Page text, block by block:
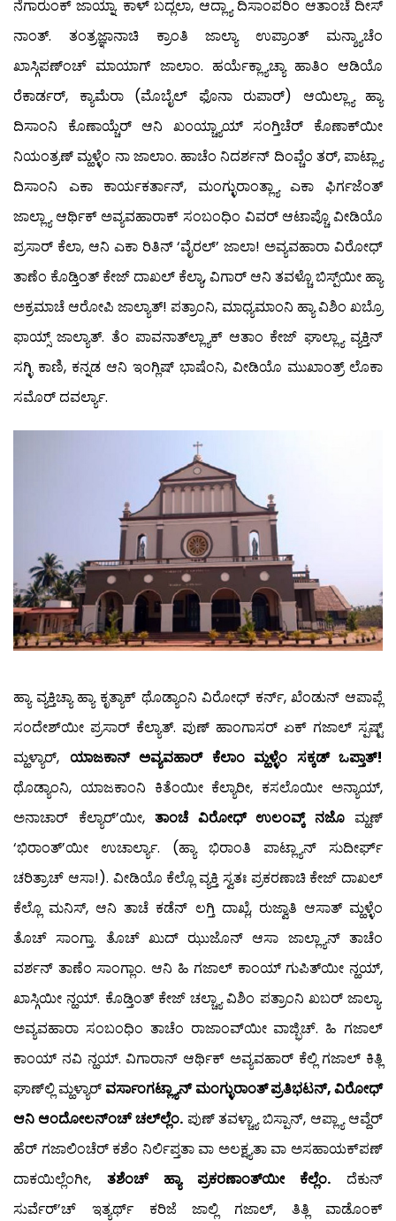
ನೆಗಾರುಂಕ್ ಜಾಯ್ನಾ. ಕಾಳ್ ಬದ್ಲಲಾ, ಆದ್ಲ್ಯಾ ದಿಸಾಂಪರಿಂ ಆತಾಂಚೆ ದೀಸ್
ನಾಂತ್. ತಂತ್ರಜ್ಞಾನಾಚಿ ಕ್ರಾಂತಿ ಜಾಲ್ಯಾ ಉಪ್ರಾಂತ್ ಮನ್ಶ್ಯಾಚೆಂ
ಖಾಸ್ಗಿಪಣ್‍ಂಚ್ ಮಾಯಾಗ್ ಜಾಲಾಂ. ಹರ್ಯೆಕ್ಲ್ಯಾಚ್ಯಾ ಹಾತಿಂ ಆಡಿಯೊ
ರೆಕಾರ್ಡರ್, ಕ್ಯಾಮೆರಾ (ಮೊಬೈಲ್ ಫೊನಾ ರುಪಾರ್) ಆಯಿಲ್ಲ್ಯಾ ಹ್ಯಾ
ದಿಸಾಂನಿ ಕೊಣಾಯ್ಚೆರ್ ಆನಿ ಖಂಯ್ಚ್ಯಾಯ್ ಸಂಗ್ತಿಚೆರ್ ಕೊಣಾಕ್‍ಯೀ
ನಿಯಂತ್ರಣ್ ಮ್ಹಳ್ಳೆಂ ನಾ ಜಾಲಾಂ. ಹಾಚೆಂ ನಿದರ್ಶನ್ ದಿಂವ್ಚೆಂ ತರ್, ಪಾಟ್ಲ್ಯಾ
ದಿಸಾಂನಿ ಎಕಾ ಕಾರ್ಯಕರ್ತಾನ್, ಮಂಗ್ಳುರಾಂತ್ಲ್ಯಾ ಎಕಾ ಫಿರ್ಗಜೆಂತ್
ಜಾಲ್ಲ್ಯಾ ಆರ್ಥಿಕ್ ಅವ್ಯವಹಾರಾಕ್ ಸಂಬಂಧಿಂ ವಿವರ್ ಆಟಾಪ್ಚೊ ವೀಡಿಯೊ
ಪ್ರಸಾರ್ ಕೆಲಾ, ಆನಿ ಎಕಾ ರಿತಿನ್ ‘ವೈರಲ್’ ಜಾಲಾ! ಅವ್ಯವಹಾರಾ ವಿರೋಧ್
ತಾಣೆಂ ಕೊಡ್ತಿಂತ್ ಕೇಜ್ ದಾಖಲ್ ಕೆಲ್ಯಾ, ವಿಗಾರ್ ಆನಿ ತವಳ್ಚೊ ಬಿಸ್ಪ್‌ಯೀ ಹ್ಯಾ
ಅಕ್ರಮಾಚೆ ಆರೋಪಿ ಜಾಲ್ಯಾತ್! ಪತ್ರಾಂನಿ, ಮಾಧ್ಯಮಾಂನಿ ಹ್ಯಾ ವಿಶಿಂ ಖಬ್ರೊ
ಫಾಯ್ಸ್ ಜಾಲ್ಯಾತ್. ತೆಂ ಪಾವನಾತ್‍ಲ್ಲ್ಯಾಕ್ ಆತಾಂ ಕೇಜ್ ಘಾಲ್ಲ್ಯಾ ವ್ಯಕ್ತಿನ್
ಸಗ್ಳಿ ಕಾಣಿ, ಕನ್ನಡ ಆನಿ ಇಂಗ್ಲಿಷ್ ಭಾಷೆಂನಿ, ವೀಡಿಯೊ ಮುಖಾಂತ್ರ್ ಲೊಕಾ
ಸಮೊರ್ ದವರ್ಲ್ಯಾ.
ಹ್ಯಾ ವ್ಯಕ್ತಿಚ್ಯಾ ಹ್ಯಾ ಕೃತ್ಯಾಕ್ ಥೊಡ್ಯಾಂನಿ ವಿರೋಧ್ ಕರ್ನ್, ಖೆಂಡುನ್ ಆಪಾಪ್ಲೆ
ಸಂದೇಶ್‍ಯೀ ಪ್ರಸಾರ್ ಕೆಲ್ಯಾತ್. ಪುಣ್ ಹಾಂಗಾಸರ್ ಏಕ್ ಗಜಾಲ್ ಸ್ಪಷ್ಟ್
ಮ್ಹಳ್ಯಾರ್, ಯಾಜಕಾನ್ ಅವ್ಯವಹಾರ್ ಕೆಲಾಂ ಮ್ಹಳ್ಳೆಂ ಸಕ್ಕಡ್ ಒಪ್ತಾತ್!
ಥೊಡ್ಯಾಂನಿ, ಯಾಜಕಾಂನಿ ಕಿತೆಂಯೀ ಕೆಲ್ಯಾರೀ, ಕಸಲೊಯೀ ಅನ್ಯಾಯ್,
ಅನಾಚಾರ್ ಕೆಲ್ಯಾರ್’ಯೀ, ತಾಂಚೆ ವಿರೋಧ್ ಉಲಂವ್ಕ್ ನಜೊಮ್ಹಣ್
‘ಭಿರಾಂತ್’ಯೀ ಉಚಾರ್ಲ್ಯಾ. (ಹ್ಯಾ ಭಿರಾಂತಿ ಪಾಟ್ಲ್ಯಾನ್ ಸುದೀರ್ಘ್
ಚರಿತ್ರಾಚ್ ಆಸಾ!). ವೀಡಿಯೊ ಕೆಲ್ಲೊ ವ್ಯಕ್ತಿ ಸ್ವತಃ ಪ್ರಕರಣಾಚಿ ಕೇಜ್ ದಾಖಲ್
ಕೆಲ್ಲೊ ಮನಿಸ್, ಆನಿ ತಾಚೆ ಕಡೆನ್ ಲಗ್ತಿ ದಾಖ್ಲೆ, ರುಜ್ವಾತಿ ಆಸಾತ್ ಮ್ಹಳ್ಳೆಂ
ತೊಚ್ ಸಾಂಗ್ತಾ. ತೊಚ್ ಖುದ್ ಝುಜೊನ್ ಆಸಾ ಜಾಲ್ಲ್ಯಾನ್ ತಾಚೆಂ
ವರ್ಶನ್ ತಾಣೆಂ ಸಾಂಗ್ಲಾಂ. ಆನಿ ಹಿ ಗಜಾಲ್ ಕಾಂಯ್ ಗುಪಿತ್‍ಯೀ ನ್ಹಯ್,
ಖಾಸ್ಗಿಯೀ ನ್ಹಯ್. ಕೊಡ್ತಿಂತ್ ಕೇಜ್ ಚಲ್ಚ್ಯಾ ವಿಶಿಂ ಪತ್ರಾಂನಿ ಖಬರ್ ಜಾಲ್ಯಾ.
ಅವ್ಯವಹಾರಾ ಸಂಬಂಧಿಂ ತಾಚೆಂ ರಾಜಾಂವ್‍ಯೀ ವಾಜ್ಭಿಚ್. ಹಿ ಗಜಾಲ್
ಕಾಂಯ್ ನವಿ ನ್ಹಯ್. ವಿಗಾರಾನ್ ಆರ್ಥಿಕ್ ಅವ್ಯವಹಾರ್ ಕೆಲ್ಲಿ ಗಜಾಲ್ ಕಿತ್ಲಿ
ಘಾಣ್‍ಲ್ಲಿ ಮ್ಹಳ್ಯಾರ್ ವರ್ಸಾಂಗಟ್ಲ್ಯಾನ್ ಮಂಗ್ಳುರಾಂತ್ ಪ್ರತಿಭಟನ್, ವಿರೋಧ್
ಆನಿ ಆಂದೋಲನ್‍ಂಚ್ ಚಲ್‍ಲ್ಲೆಂ.ಪುಣ್ ತವಳ್ಚ್ಯಾ ಬಿಸ್ಪಾನ್, ಆಪ್ಲ್ಯಾ ಆವ್ದೆರ್
ಹೆರ್ ಗಜಾಲಿಂಚೆರ್ ಕಶೆಂ ನಿರ್ಲಿಪ್ತತಾ ವಾ ಅಲಕ್ಷ್ಯತಾ ವಾ ಅಸಹಾಯಕ್‍ಪಣ್
ದಾಕಯಿಲ್ಲೆಂಗೀ,ತಶೆಂಚ್ ಹ್ಯಾ ಪ್ರಕರಣಾಂತ್‍ಯೀ ಕೆಲ್ಲೆಂ.ದೆಕುನ್
ಸುರ್ವೆರ್’ಚ್ ಇತ್ಯರ್ಥ್ ಕರಿಜೆ ಜಾಲ್ಲಿ ಗಜಾಲ್, ತಿತ್ಲಿ ವಾಡೊಂಕ್